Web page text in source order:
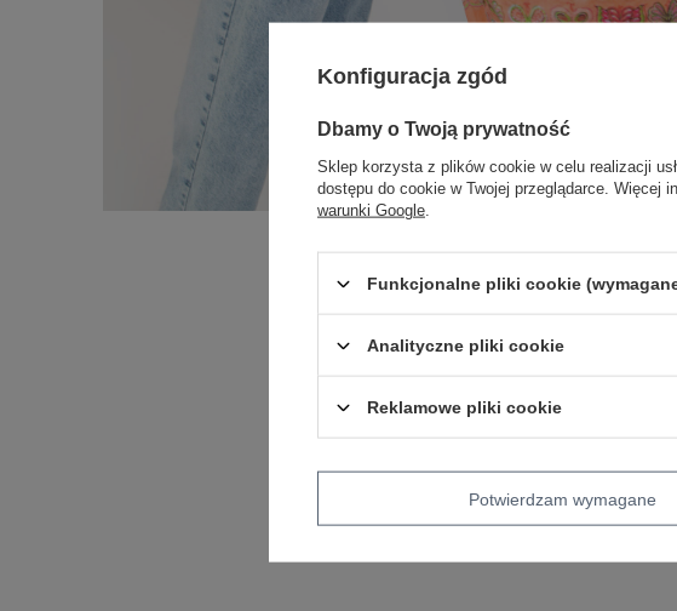
Konfiguracja zgód
Dbamy o Twoją prywatność
Sklep korzysta z plików cookie w celu realizacji
dostępu do cookie w Twojej przeglądarce. Więcej
warunki Google
Funkcjonalne pliki cookie
Analityczne pliki cookie
Reklamowe pliki cookie
Potwierdzam wymagane